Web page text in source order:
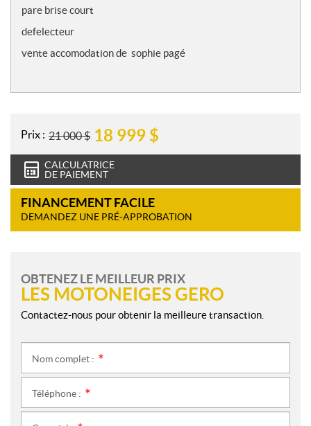
pare brise court
defelecteur
vente accomodation de sophie pagé
Prix : 21 000$ 18 999 $
CALCULATRICE
DE PAIEMENT
FINANCEMENT FACILE
DEMANDEZ UNE PRÉ-APPROBATION
OBTENEZ LE MEILLEUR PRIX
LES MOTONEIGES GERO
Contactez-nous pour obtenir la meilleure transaction.
Nom complet :
Téléphone :